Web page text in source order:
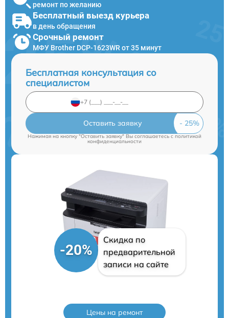
ремонт по желанию
Бесплатный выезд курьера
в день обращения
Срочный ремонт
МФУ Brother DCP-1623WR от 35 минут
Бесплатная консультация со
специалистом
Оставить заявку
Нажимая на кнопку "Оставить заявку" Вы соглашаетесь cполитикой
конфиденциальности
-20%
Скидка по
предварительной
записи на сайте
Цены на ремонт